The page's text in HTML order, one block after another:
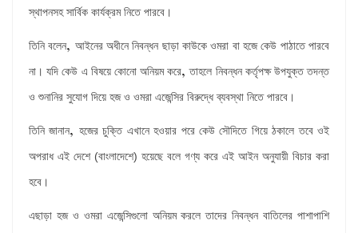
স্থাপনসহ সার্বিক কার্যক্রম নিতে পারবে।
তিনি বলেন, আইনের অধীনে নিবন্ধন ছাড়া কাউকে ওমরা বা হজে কেউ পাঠাতে পারবে
না। যদি কেউ এ বিষয়ে কোনো অনিয়ম করে,তাহলে নিবন্ধন কর্তৃপক্ষ উপযুক্ত তদন্ত
ও শুনানির সুযোগ দিয়ে হজ ও ওমরা এজেন্সির বিরুদ্ধে ব্যবস্থা নিতে পারবে।
তিনি জানান, হজের চুক্তি এখানে হওয়ার পরে কেউ সৌদিতে গিয়ে ঠকালে তবে ওই
অপরাধ এই দেশে (বাংলাদেশে) হয়েছে বলে গণ্য করে এই আইন অনুযায়ী বিচার করা
হবে।
এছাড়া হজ ও ওমরা এজেন্সিগুলো অনিয়ম করলে তাদের নিবন্ধন বাতিলের পাশাপাশি